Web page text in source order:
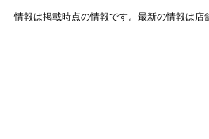
情報は掲載時点の情報です。最新の情報は店